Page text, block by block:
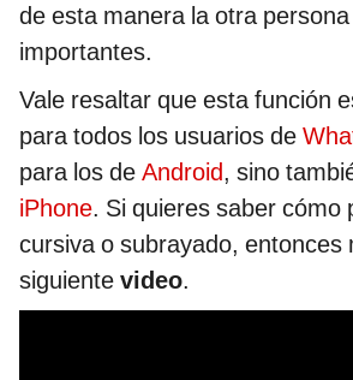
de esta manera la otra
importantes.
Vale resaltar que esta función
para todos los usuarios de
para los de Android, sino
iPhone. Si quieres saber cómo
cursiva o subrayado, entonces
siguiente video.